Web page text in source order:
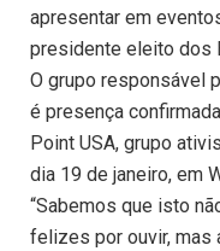
apresentar em
presidente eleito dos
O grupo responsável
é presença
Point USA, grupo
dia 19 de janeiro, em
“Sabemos que isto
felizes por ouvir, mas